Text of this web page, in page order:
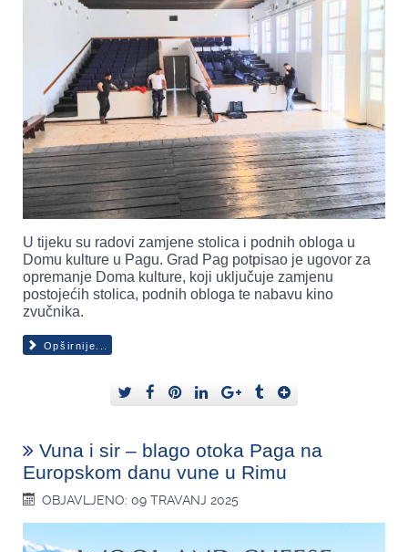
U tijeku su radovi zamjene stolica i podnih obloga u
Domu kulture u Pagu. Grad Pag potpisao je ugovor za
opremanje Doma kulture, koji uključuje zamjenu
postojećih stolica, podnih obloga te nabavu kino
zvučnika.
Opširnije...
Vuna i sir – blago otoka Paga na
Europskom danu vune u Rimu
OBJAVLJENO: 09 TRAVANJ 2025